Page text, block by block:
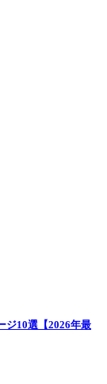
ジ10選【2026年最